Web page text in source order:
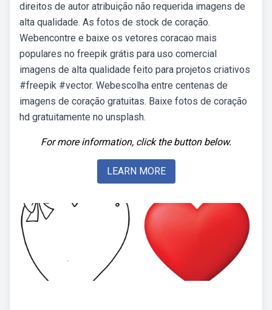
direitos de autor atribuição não requerida imagens de
alta qualidade. As fotos de stock de coração.
Webencontre e baixe os vetores coracao mais
populares no freepik grátis para uso comercial
imagens de alta qualidade feito para projetos criativos
#freepik #vector. Webescolha entre centenas de
imagens de coração gratuitas. Baixe fotos de coração
hd gratuitamente no unsplash.
For more information, click the button below.
LEARN MORE